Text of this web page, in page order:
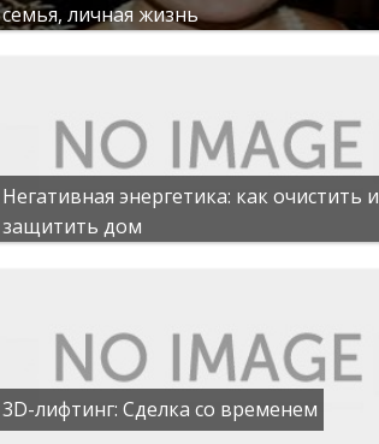
семья, личная жизнь
Негативная энергетика: как очистить и
защитить дом
3D-лифтинг: Сделка со временем